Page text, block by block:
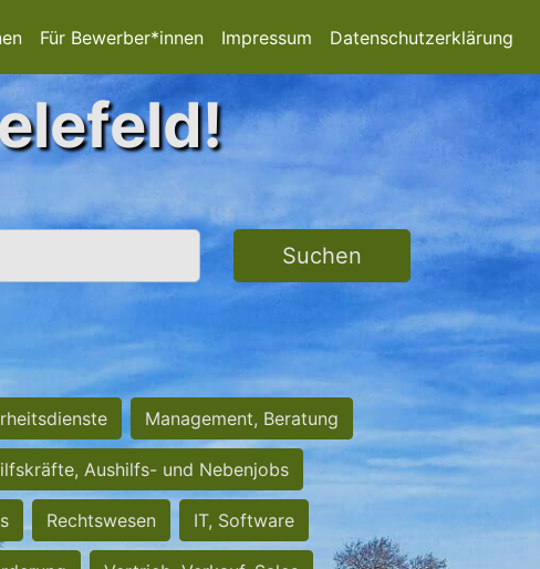
Für Bewerber*innen Impressum Datenschutzerklärung
Suchen
Management, Beratung
Aushilfs- und Nebenjobs
Rechtswesen IT, Software